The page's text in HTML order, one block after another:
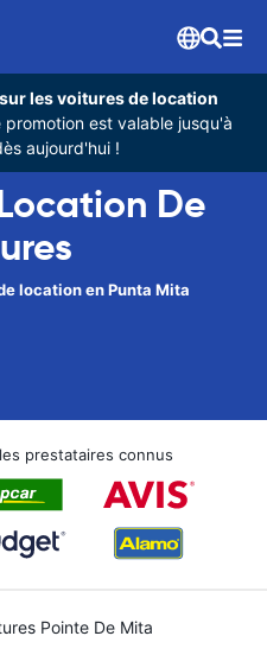
les voitures de location
promotion est valable jusqu'à
aujourd'hui !
De
location en Punta Mita
prestataires connus
Pointe De Mita